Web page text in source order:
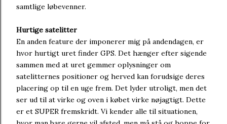
samtlige løbevenner.
Hurtige satelitter
En anden feature der imponerer mig på andendagen, er
hvor hurtigt uret finder GPS. Det hænger efter sigende
sammen med at uret gemmer oplysninger om
satelitternes positioner og herved kan forudsige deres
placering op til en uge frem. Det lyder utroligt, men det
ser ud til at virke og oven i købet virke nøjagtigt. Dette
er et SUPER fremskridt. Vi kender alle til situationen,